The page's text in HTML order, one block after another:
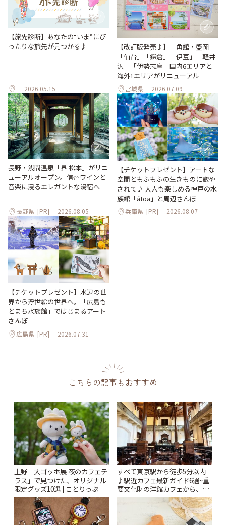
【旅先診断】あなたの“いま”にぴ
ったりな旅先が見つかる♪
2026.05.15
【改訂版発売♪】「角館・盛岡」
「仙台」「鎌倉」「伊豆」「軽井
沢」「伊勢志摩」国内6エリアと
海外1エリアがリニューアル
宮城県 2026.07.09
長野・浅間温泉「界 松本」がリニ
ューアルオープン。信州ワインと
音楽に浸るエレガントな湯宿へ
長野県 [PR] 2026.08.05
【チケットプレゼント】アートな
空間ともふもふの生きものに癒や
されて♪ 大人も楽しめる神戸の水
族館「átoa」と周辺さんぽ
兵庫県 [PR] 2026.08.07
【チケットプレゼント】水辺の世
界から浮世絵の世界へ。「広島も
とまち水族館」ではじまるアート
さんぽ
広島県 [PR] 2026.07.31
こちらの記事もおすすめ
上野「大ゴッホ展 夜のカフェテ
ラス」で見つけた、オリジナル
限定グッズ10選 | ことりっぷ
すべて東京駅から徒歩5分以内
♪駅近カフェ最新ガイド6選~重
要文化財の洋館カフェから、改
札すぐのレトロ喫茶まで~ | こと